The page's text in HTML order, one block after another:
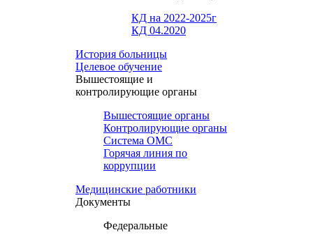
КД на 2022-2025г
КД 04.2020
История больницы
Целевое обучение
Вышестоящие и
контролирующие органы
Вышестоящие органы
Контролирующие органы
Система ОМС
Горячая линия по
коррупции
Медицинские работники
Документы
Федеральные